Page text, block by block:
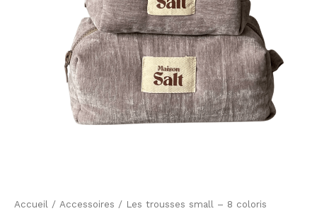
Accueil / Accessoires / Les trousses small – 8 coloris